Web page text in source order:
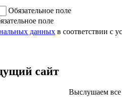
Обязательное поле
поле
данных в соответствии с
сайт
Выслушаем все